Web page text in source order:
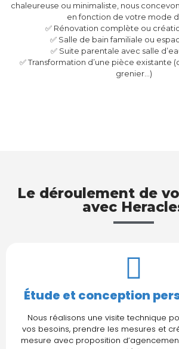
chaleureuse ou minimaliste, nous
en fonction de votre mode
✅ Rénovation complète ou
✅ Salle de bain familiale ou
✅ Suite parentale avec salle
✅ Transformation d’une pièce existante
grenier…)
Le déroulement de
avec
Étude et conception
Nous réalisons une visite technique
vos besoins, prendre les mesures et
mesure avec proposition